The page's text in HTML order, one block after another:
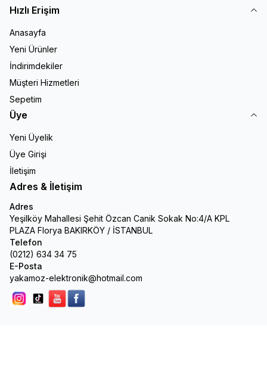
Hızlı Erişim
Anasayfa
Yeni Ürünler
İndirimdekiler
Müşteri Hizmetleri
Sepetim
Üye
Yeni Üyelik
Üye Girişi
İletişim
Adres & İletişim
Adres
Yeşilköy Mahallesi Şehit Özcan Canik Sokak No:4/A KPL
PLAZA Florya BAKIRKÖY / İSTANBUL
Telefon
(0212) 634 34 75
E-Posta
yakamoz-elektronik@hotmail.com
Instagram
Tik Tokyoutubefacebook